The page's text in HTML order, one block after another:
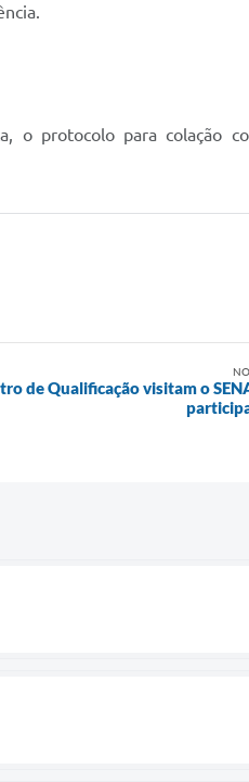
o protocolo para colação
de Qualificação visitam o